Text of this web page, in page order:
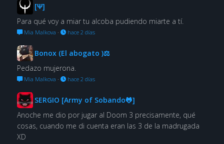
[Ψ]
Para qué voy a miar tu alcoba pudiendo miarte a tí.
Mia Malkova · hace 2 días
Bonox (El abogato )⚖
Pedazo mujerona.
Mia Malkova · hace 2 días
SERGIO [Army of Sobando🐸]
Anoche me dio por jugar al Doom 3 precisamente, qué
cosas, cuando me di cuenta eran las 3 de la madrugada
XD